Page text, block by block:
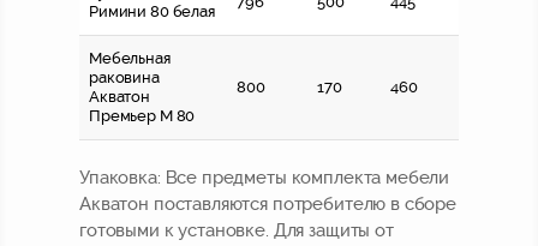
Римини 80 белая
Мебельная
раковина
Акватон
Премьер М 80
800 170 460
Упаковка: Все предметы комплекта мебели
Акватон поставляются потребителю в сборе
готовыми к установке. Для защиты от